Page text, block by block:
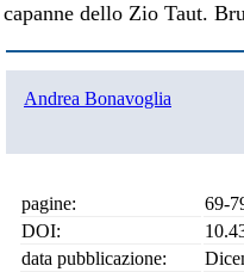
dello Zio Taut.
Andrea Bonavoglia
pagine:
69-
DOI:
data pubblicazione: